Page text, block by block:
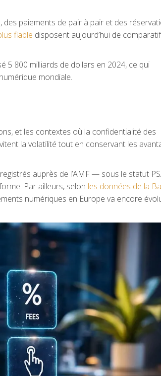
paiements de pair à pair et des
fiable disposent aujourd’hui de
5 800 milliards de dollars en 2024, ce qui
mondiale.
et les contextes où la confidentialité des
la volatilité tout en conservant les
auprès de l’AMF — sous le statut
Par ailleurs, selon les données de la
numériques en Europe va encore